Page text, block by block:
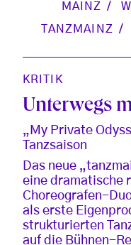
MAINZ
TANZMAINZ
KRITIK
Unterwegs
„My Private
Tanzsaison
Das neue
eine dramatische
Choreografen-
als erste
strukturierten
auf die Bühnen-